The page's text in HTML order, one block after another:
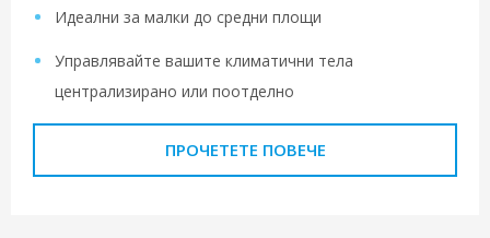
Идеални за малки до средни площи
Управлявайте вашите климатични тела
централизирано или поотделно
ПРОЧЕТЕТЕ ПОВЕЧЕ